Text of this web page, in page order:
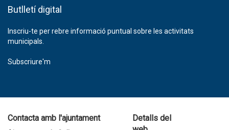
Butlletí digital
Inscriu-te per rebre informació puntual sobre les activitats
municipals.
Subscriure'm
Contacta amb l'ajuntament
Detalls del